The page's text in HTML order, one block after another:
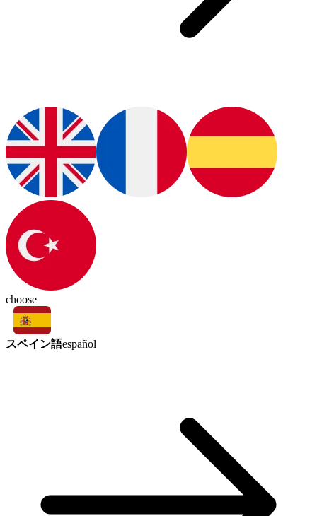
choose
スペイン語español